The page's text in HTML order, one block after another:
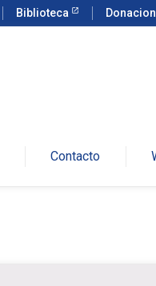
Biblioteca
Contacto